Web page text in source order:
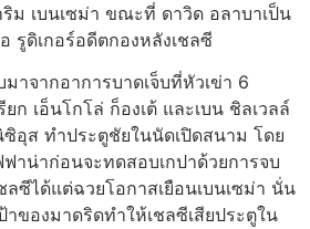
ม เบนเซม่า ขณะที่ ดาวิด อลาบาเป็น
ดิเกอร์อดีตกองหลังเชลซี
าจากอาการบาดเจ็บที่หัวเข่า 6
ก เอ็นโกโล่ ก็องเต้ และเบน ชิลเวลล์
อุส ทําประตูชัยในนัดเปิดสนาม โดย
าน่าก่อนจะทดสอบเกปาด้วยการจบ
ซีได้แต่ฉวยโอกาสเยือนเบนเซม่า นั่น
าของมาดริดทําให้เชลซีเสียประตูใน